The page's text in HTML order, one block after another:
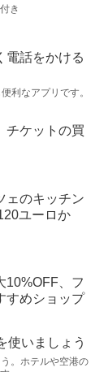
き
電話をかける
利なアプリです。
チケットの買
ェのキッチン
ユーロか
10%OFF、フ
すめショップ
使いましょう
。ホテルや空港の